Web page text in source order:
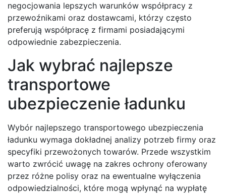
negocjowania lepszych warunków współpracy z
przewoźnikami oraz dostawcami, którzy często
preferują współpracę z firmami posiadającymi
odpowiednie zabezpieczenia.
Jak wybrać najlepsze
transportowe
ubezpieczenie ładunku
Wybór najlepszego transportowego ubezpieczenia
ładunku wymaga dokładnej analizy potrzeb firmy oraz
specyfiki przewożonych towarów. Przede wszystkim
warto zwrócić uwagę na zakres ochrony oferowany
przez różne polisy oraz na ewentualne wyłączenia
odpowiedzialności, które mogą wpłynąć na wypłatę